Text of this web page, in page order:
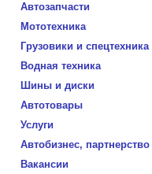
Автозапчасти
Мототехника
Грузовики и спецтехника
Водная техника
Шины и диски
Автотовары
Услуги
Автобизнес, партнерство
Вакансии